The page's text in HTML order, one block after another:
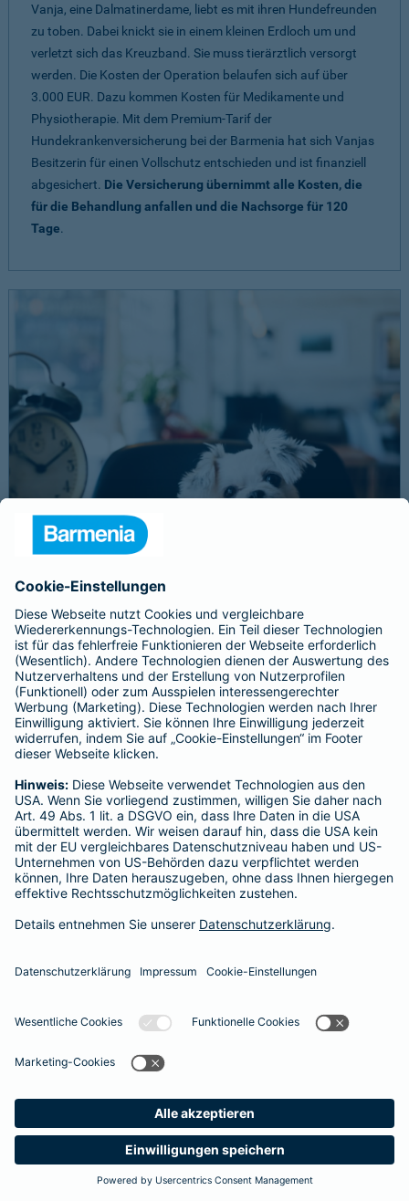
Suche Produkte
Barmenia
Vanja, eine Dalmatinerdame, liebt es mit ihren Hundefreunden
zu toben. Dabei knickt sie in einem kleinen Erdloch um und
verletzt sich das Kreuzband. Sie muss tierärztlich versorgt
werden. Die Kosten der Operation belaufen sich auf über
3.000 EUR. Dazu kommen Kosten für Medikamente und
Physiotherapie. Mit dem Premium-Tarif der
Hundekrankenversicherung bei der Barmenia hat sich Vanjas
Besitzerin für einen Vollschutz entschieden und ist finanziell
abgesichert. Die Versicherung übernimmt alle Kosten, die
für die Behandlung anfallen und die Nachsorge für 120
Tage.
Schnelle Notfallversorgung bei Ernstfällen
gewährleisten
Der Dackel Balu macht für Leckerlies alles. Beim Gassigehen
frisst er leider eine mit Rasierklingen gespickte Wurst. Die
Notfalls nimmt der Tierarzt den 4-fachen GOT-Satz und Balus
Besitzer muss eine vierstellige Rechnung begleichen. Der
Basis-Schutz der Barmenia erstattet dieNotfallversorgung
im tierärztlichen Notdienstkomplett - ohne eine Begrenzung
der Jahreshöchstleistung für Operationen.